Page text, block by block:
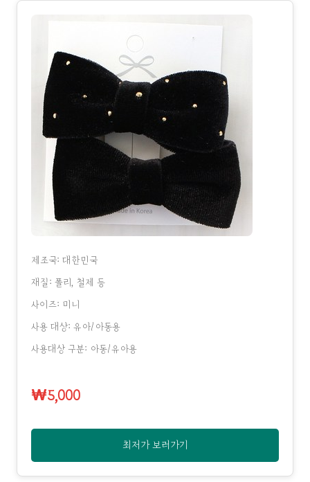
제조국: 대한민국
재질: 폴리, 철제 등
사이즈: 미니
사용 대상: 유아/아동용
사용대상 구분: 아동/유아용
₩5,000
최저가 보러가기